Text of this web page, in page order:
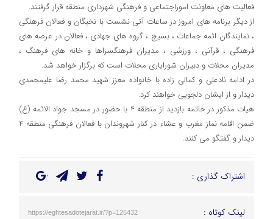
فعالیت های معاونت اموراجتماعی و فرهنگی شهرداری منطقه قرار گرفتند.
از دیگر برنامه های امروز در ساعات آتی نشست با نخبگان و فعالان فرهنگی
، نمایندگان ائمه جماعات ، بسیج ، گروه های جهادی ، فعالان در عرصه های
فرهنگی ، قرآنی ، ورزشی ، مدیران فرهنگسراها و خانه های فرهنگ ،
مدیران محلات و دبیران شورایاری محلات است که برگزار خواهد شد.
در ادامه نادعلی و کمالی زاده با خانواده معزز شهید محمد رضا علیمحمدی
دیدار و از ایشان دلجویی خواهند کرد.
هیات مذکور در خاتمه بازدید از منطقه 4 با حضور در مسجد جواد الائمه (ع)
ضمن اقامه نماز مغرب و عشاء در کنار شهروندان با فعالان فرهنگی منطقه 4
دیدار و گفتگو می کنند.
اشتراک گذاری :
لینک کوتاه : https://eghtesadotejarat.ir/?p=125432